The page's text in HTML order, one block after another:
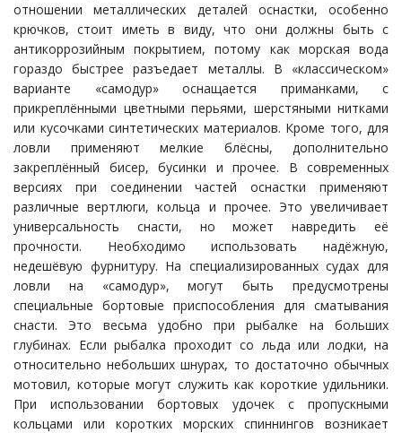
отношении металлических деталей оснастки, особенно
крючков, стоит иметь в виду, что они должны быть с
антикоррозийным покрытием, потому как морская вода
гораздо быстрее разъедает металлы. В «классическом»
варианте «самодур» оснащается приманками, с
прикреплёнными цветными перьями, шерстяными нитками
или кусочками синтетических материалов. Кроме того, для
ловли применяют мелкие блёсны, дополнительно
закреплённый бисер, бусинки и прочее. В современных
версиях при соединении частей оснастки применяют
различные вертлюги, кольца и прочее. Это увеличивает
универсальность снасти, но может навредить её
прочности. Необходимо использовать надёжную,
недешёвую фурнитуру. На специализированных судах для
ловли на «самодур», могут быть предусмотрены
специальные бортовые приспособления для сматывания
снасти. Это весьма удобно при рыбалке на больших
глубинах. Если рыбалка проходит со льда или лодки, на
относительно небольших шнурах, то достаточно обычных
мотовил, которые могут служить как короткие удильники.
При использовании бортовых удочек с пропускными
кольцами или коротких морских спиннингов возникает